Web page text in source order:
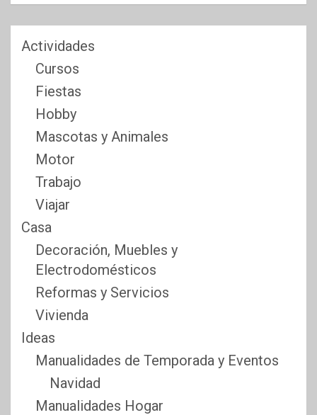
Actividades
Cursos
Fiestas
Hobby
Mascotas y Animales
Motor
Trabajo
Viajar
Casa
Decoración, Muebles y
Electrodomésticos
Reformas y Servicios
Vivienda
Ideas
Manualidades de Temporada y Eventos
Navidad
Manualidades Hogar